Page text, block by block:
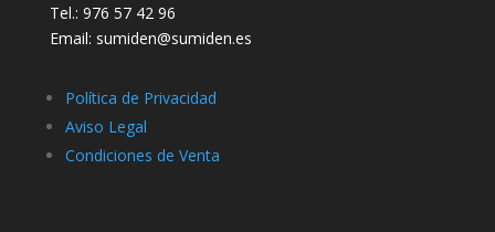
Tel.: 976 57 42 96
Email: sumiden@sumiden.es
Política de Privacidad
Aviso Legal
Condiciones de Venta